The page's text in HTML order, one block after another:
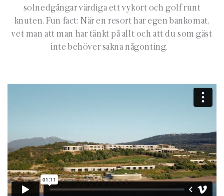
solnedgångar värdiga ett vykort och golf runt
knuten.Fun fact: När en resort har egen bankomat,
vet man att man har tänkt på allt och att du som gäst
inte behöver sakna någonting.